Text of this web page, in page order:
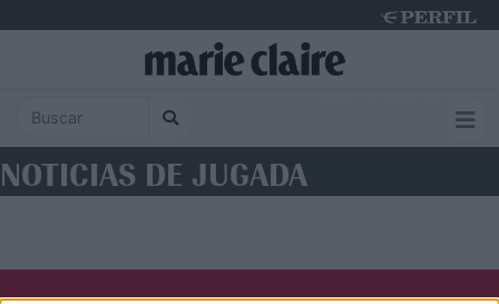
NOTICIAS DE JUGADA